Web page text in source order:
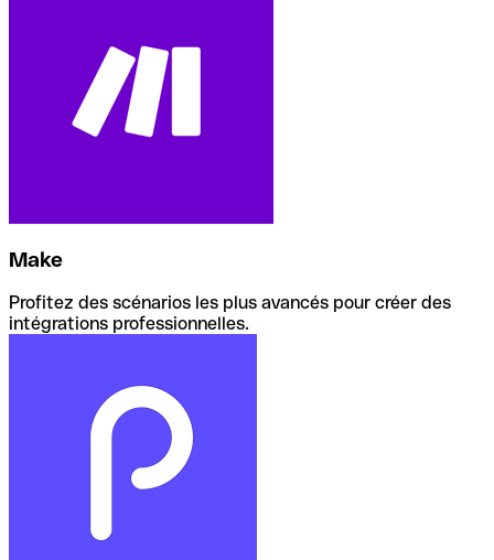
Make
Profitez des scénarios les plus avancés pour créer des
intégrations professionnelles.